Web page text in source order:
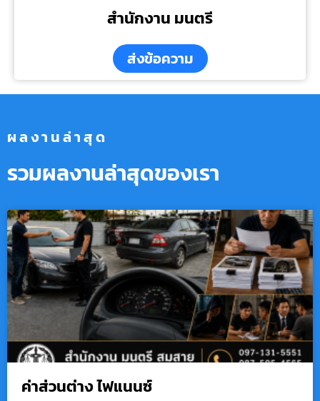
สำนักงาน มนตรี
ส่งข้อความ
ผลงานล่าสุด
รวมผลงานล่าสุดของเรา
ค่าส่วนต่าง ไฟแนนซ์